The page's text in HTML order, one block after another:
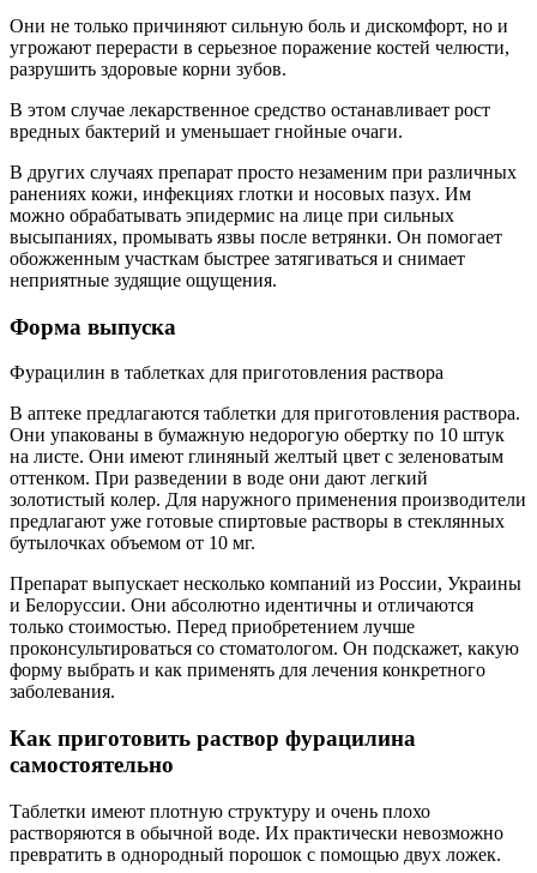
Они не только причиняют сильную боль и дискомфорт, но и
угрожают перерасти в серьезное поражение костей челюсти,
разрушить здоровые корни зубов.
В этом случае лекарственное средство останавливает рост
вредных бактерий и уменьшает гнойные очаги.
В других случаях препарат просто незаменим при различных
ранениях кожи, инфекциях глотки и носовых пазух. Им
можно обрабатывать эпидермис на лице при сильных
высыпаниях, промывать язвы после ветрянки. Он помогает
обожженным участкам быстрее затягиваться и снимает
неприятные зудящие ощущения.
Форма выпуска
Фурацилин в таблетках для приготовления раствора
В аптеке предлагаются таблетки для приготовления раствора.
Они упакованы в бумажную недорогую обертку по 10 штук
на листе. Они имеют глиняный желтый цвет с зеленоватым
оттенком. При разведении в воде они дают легкий
золотистый колер. Для наружного применения производители
предлагают уже готовые спиртовые растворы в стеклянных
бутылочках объемом от 10 мг.
Препарат выпускает несколько компаний из России, Украины
и Белоруссии. Они абсолютно идентичны и отличаются
только стоимостью. Перед приобретением лучше
проконсультироваться со стоматологом. Он подскажет, какую
форму выбрать и как применять для лечения конкретного
заболевания.
Как приготовить раствор фурацилина
самостоятельно
Таблетки имеют плотную структуру и очень плохо
растворяются в обычной воде. Их практически невозможно
превратить в однородный порошок с помощью двух ложек.